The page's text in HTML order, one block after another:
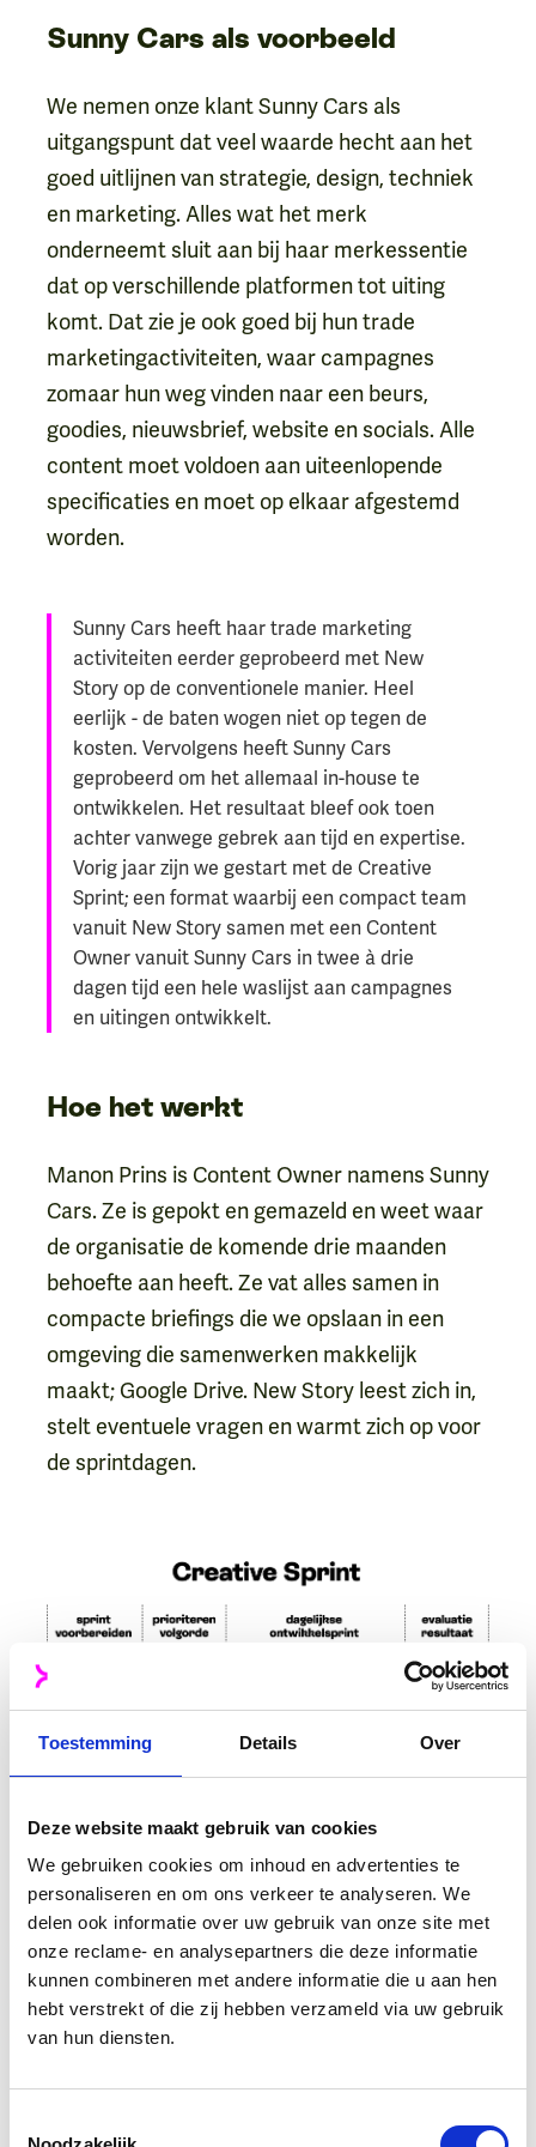
Toestemming Details Over
Deze website maakt gebruik van cookies
We gebruiken cookies om inhoud en advertenties te
personaliseren en om ons verkeer te analyseren. We
delen ook informatie over uw gebruik van onze site met
onze reclame- en analysepartners die deze informatie
kunnen combineren met andere informatie die u aan hen
hebt verstrekt of die zij hebben verzameld via uw gebruik
van hun diensten.
Sunny Cars als voorbeeld
We nemen onze klant Sunny Cars als
uitgangspunt dat veel waarde hecht aan het
goed uitlijnen van strategie, design, techniek
en marketing. Alles wat het merk
onderneemt sluit aan bij haar merkessentie
dat op verschillende platformen tot uiting
komt. Dat zie je ook goed bij hun trade
marketingactiviteiten, waar campagnes
zomaar hun weg vinden naar een beurs,
goodies, nieuwsbrief, website en socials. Alle
content moet voldoen aan uiteenlopende
specificaties en moet op elkaar afgestemd
worden.
Sunny Cars heeft haar trade marketing
activiteiten eerder geprobeerd met New
Story op de conventionele manier. Heel
eerlijk - de baten wogen niet op tegen de
kosten. Vervolgens heeft Sunny Cars
geprobeerd om het allemaal in-house te
ontwikkelen. Het resultaat bleef ook toen
achter vanwege gebrek aan tijd en expertise.
Vorig jaar zijn we gestart met de Creative
Sprint; een format waarbij een compact team
vanuit New Story samen met een Content
Owner vanuit Sunny Cars in twee à drie
dagen tijd een hele waslijst aan campagnes
en uitingen ontwikkelt.
Hoe het werkt
Manon Prins is Content Owner namens Sunny
Cars. Ze is gepokt en gemazeld en weet waar
de organisatie de komende drie maanden
behoefte aan heeft. Ze vat alles samen in
compacte briefings die we opslaan in een
omgeving die samenwerken makkelijk
maakt; Google Drive. New Story leest zich in,
stelt eventuele vragen en warmt zich op voor
de sprintdagen.
Werkzaamheden sprintdagen
Bij de kick-off nemen we alle
contentvraagstukken door om een gevoel bij
de hoeveelheid te krijgen en stellen we